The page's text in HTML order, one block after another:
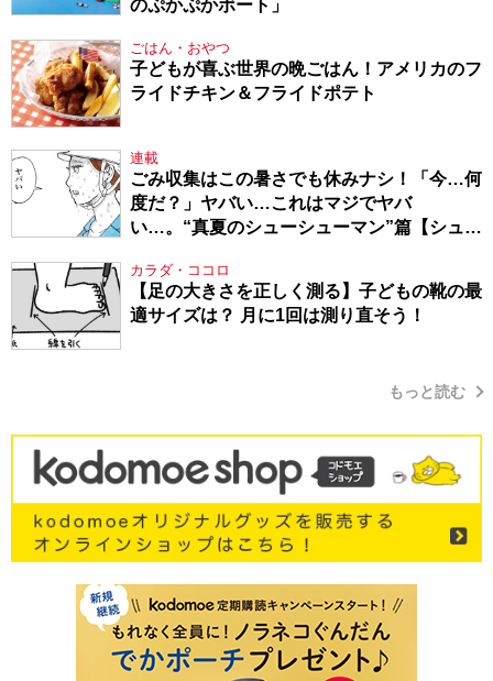
のぷかぷかボート」
ごはん・おやつ
子どもが喜ぶ世界の晩ごはん！アメリカのフ
ライドチキン＆フライドポテト
連載
ごみ収集はこの暑さでも休みナシ！「今…何
度だ？」ヤバい…これはマジでヤバ
い…。“真夏のシューシューマン”篇【シュー
カラダ・ココロ
【足の大きさを正しく測る】子どもの靴の最
適サイズは？ 月に1回は測り直そう！
もっと読む